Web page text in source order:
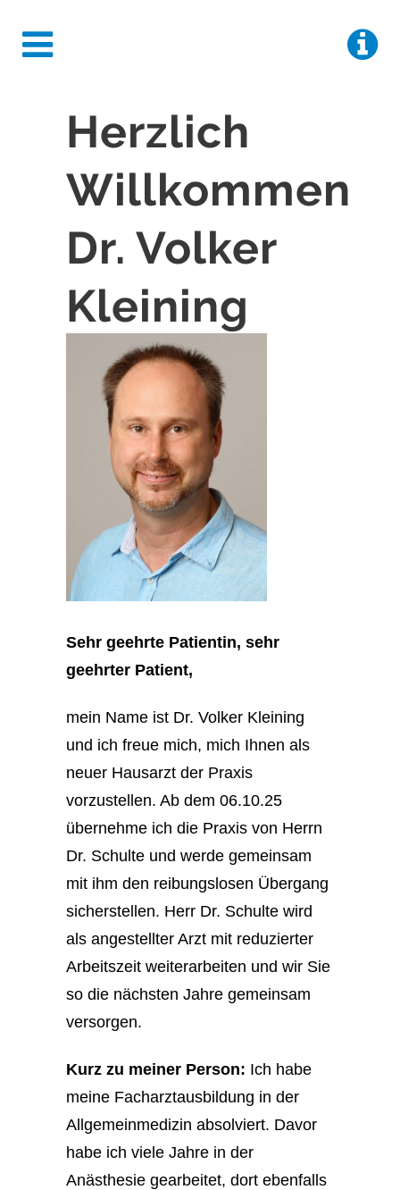
Herzlich
Willkommen
Dr. Volker
Kleining
Sehr geehrte Patientin, sehr
geehrter Patient,
mein Name ist Dr. Volker Kleining
und ich freue mich, mich Ihnen als
neuer Hausarzt der Praxis
vorzustellen. Ab dem 06.10.25
übernehme ich die Praxis von Herrn
Dr. Schulte und werde gemeinsam
mit ihm den reibungslosen Übergang
sicherstellen. Herr Dr. Schulte wird
als angestellter Arzt mit reduzierter
Arbeitszeit weiterarbeiten und wir Sie
so die nächsten Jahre gemeinsam
versorgen.
Kurz zu meiner Person: Ich habe
meine Facharztausbildung in der
Allgemeinmedizin absolviert. Davor
habe ich viele Jahre in der
Anästhesie gearbeitet, dort ebenfalls